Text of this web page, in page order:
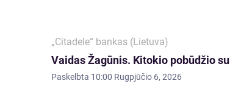
„Citadele“ bankas (Lietuva)
Vaidas Žagūnis. Kitokio pobūdžio
Paskelbta 10:00 Rugpjūčio 6, 2026